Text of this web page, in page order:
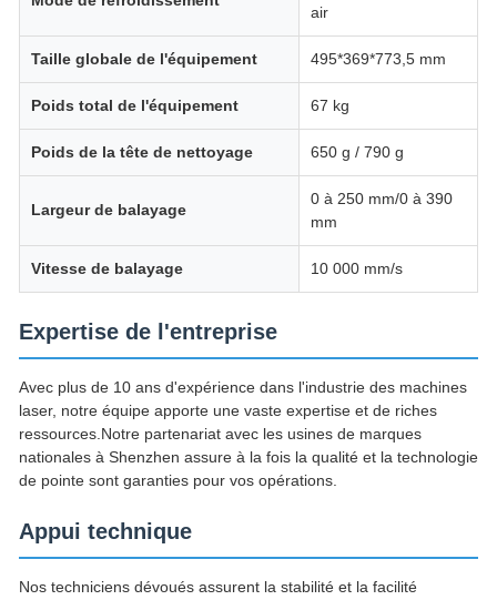
air
Taille globale de l'équipement 495*369*773,5 mm
Poids total de l'équipement 67 kg
Poids de la tête de nettoyage 650 g / 790 g
Largeur de balayage
0 à 250 mm/0 à 390
mm
Vitesse de balayage 10 000 mm/s
Expertise de l'entreprise
Avec plus de 10 ans d'expérience dans l'industrie des machines
laser, notre équipe apporte une vaste expertise et de riches
ressources.Notre partenariat avec les usines de marques
nationales à Shenzhen assure à la fois la qualité et la technologie
de pointe sont garanties pour vos opérations.
Appui technique
Nos techniciens dévoués assurent la stabilité et la facilité